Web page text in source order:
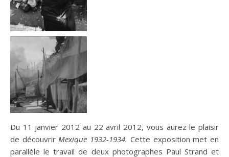
Du 11 janvier 2012 au 22 avril 2012, vous aurez le plaisir
de découvrirMexique 1932-1934. Cette exposition met en
parallèle le travail de deux photographes Paul Strand et